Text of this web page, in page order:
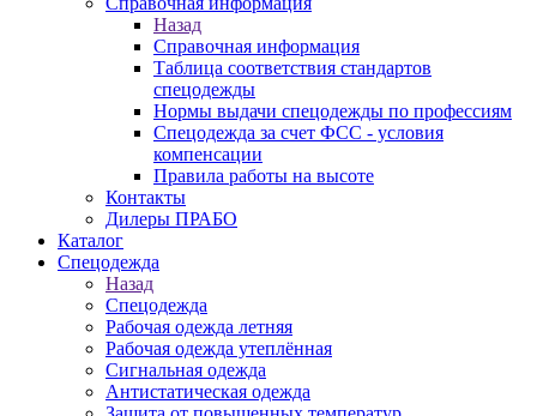
Назад
Справочная информация
Таблица соответствия стандартов
спецодежды
Нормы выдачи спецодежды по профессиям
Спецодежда за счет ФСС - условия
компенсации
Правила работы на высоте
Контакты
Дилеры ПРАБО
Каталог
Спецодежда
Назад
Спецодежда
Рабочая одежда летняя
Рабочая одежда утеплённая
Сигнальная одежда
Антистатическая одежда